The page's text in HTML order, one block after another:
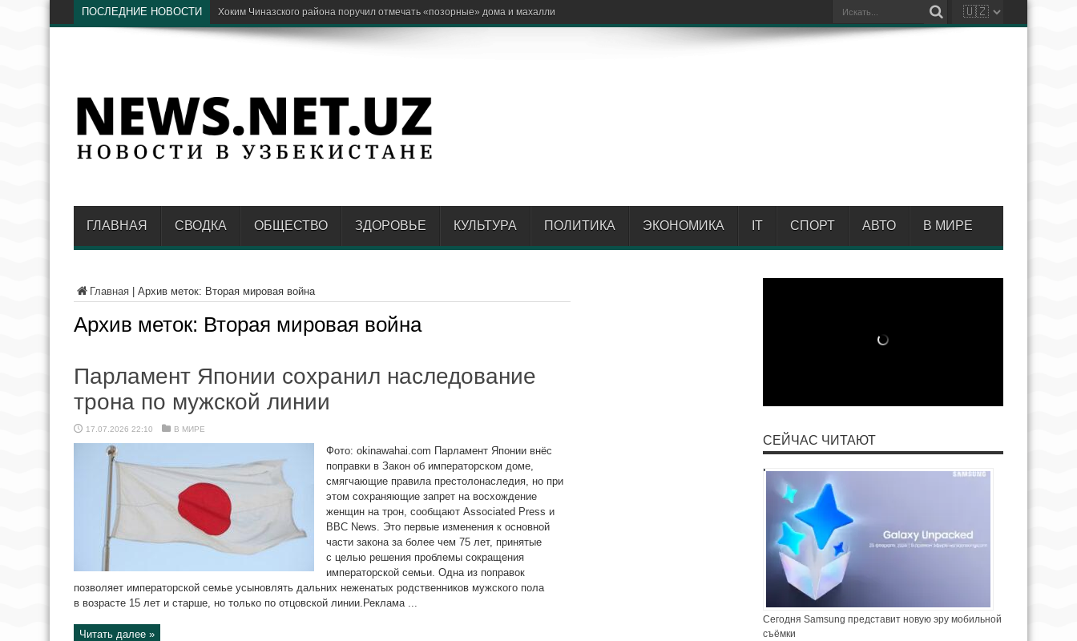
ПОСЛЕДНИЕ НОВОСТИ Парки Ташкента хотят соеди
ГЛАВНАЯ СВОДКА ОБЩЕСТВО ЗДОРОВЬЕ КУЛЬТУРА ПОЛИТИКА ЭКОНОМИКА IT СПОРТ АВТО В МИРЕ
Главная Архив меток: Вторая мировая война
Архив меток: Вторая мировая война
Парламент Японии сохранил наследование
трона по мужской линии
17.07.2026 22:10 В МИРЕ
Фото: okinawahai.com Парламент Японии внёс
поправки в Закон об императорском доме,
смягчающие правила престолонаследия, но при
этом сохраняющие запрет на восхождение
женщин на трон, сообщают Associated Press и
BBC News. Это первые изменения к основной
части закона за более чем 75 лет, принятые
с целью решения проблемы сокращения
императорской семьи. Одна из поправок
позволяет императорской семье усыновлять дальних неженатых родственников мужского пола
в возрасте 15 лет и старше, но только по отцовской линии.Реклама ...
Читать далее »
СЕЙЧАС ЧИТАЮТ
Сегодня Samsung представит новую эру мобильной
съёмки